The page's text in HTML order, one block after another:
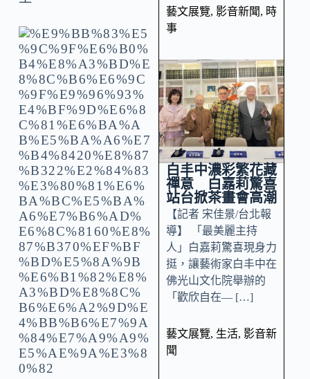
藝文展覽, 影音新聞, 時
事
白丰中濃彩繁花藏
禪意 白嘉莉驚喜
站台掀茶畫會高潮
【記者 宋佳景/台北報
導】 「最美麗主持
人」白嘉莉驚喜現身力
挺，讓藝術家白丰中在
佛光山文化院舉辦的
「歡欣自在— […]
藝文展覽, 生活, 影音新
聞